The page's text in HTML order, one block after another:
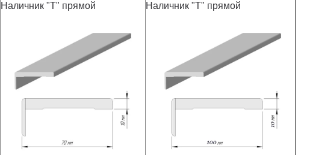
Наличник "Т" прямой Наличник "Т" прямой